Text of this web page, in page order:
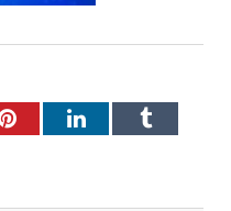
PinterestLinkedInTumblr